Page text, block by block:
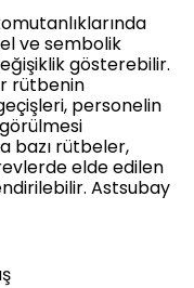
ve sembolik
gösterebilir.
rütbenin
personelin
bazı rütbeler,
elde edilen
Astsubay